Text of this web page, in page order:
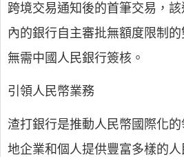
跨境交易通知後的首筆交易，
內的銀行自主審批無額度限制的
無需中國人民銀行簽核。
引領人民幣業務
渣打銀行是推動人民幣國際化
地企業和個人提供豐富多樣的